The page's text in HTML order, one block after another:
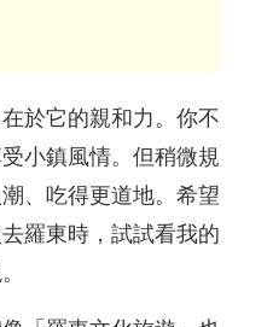
於它的親和力。你不
小鎮風情。但稍微規
、吃得更道地。希望
羅東時，試試看我的